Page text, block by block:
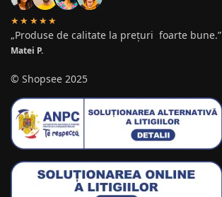
★★★★★
„Produse de calitate la prețuri foarte bune.”
Matei P.
© Shopsee 2025